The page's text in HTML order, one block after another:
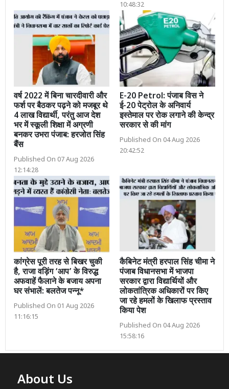
10:48:32
वर्ष 2022 में बिना चारदीवारी और
फर्श पर बैठकर पढ़ने को मजबूर थे
4 लाख विद्यार्थी, परंतु आज देश
भर में स्कूली शिक्षा में अग्रणी
बनकर उभरा पंजाब: हरजोत सिंह
बैंस
Published On 07 Aug 2026
12:14:28
E-20 Petrol: पंजाब विस ने
ई-20 पेट्रोल के अनिवार्य
इस्तेमाल पर रोक लगाने की केन्द्र
सरकार से की मांग
Published On 04 Aug 2026
20:42:52
कांग्रेस पूरी तरह से बिखर चुकी
है, राजा वड़िंग ‘आप’ के विरुद्ध
अफवाहें फैलाने के बजाय अपना
घर संभालें: बलतेज पन्नू*
Published On 01 Aug 2026
11:16:15
कैबिनेट मंत्री हरपाल सिंह चीमा ने
पंजाब विधानसभा में भाजपा
सरकार द्वारा विद्यार्थियों और
लोकतांत्रिक अधिकारों पर किए
जा रहे हमलों के खिलाफ प्रस्ताव
किया पेश
Published On 04 Aug 2026
15:58:16
About Us